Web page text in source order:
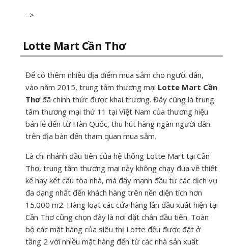
–>
Lotte Mart Cần Thơ
Để có thêm nhiều địa điểm mua sắm cho người dân,
vào năm 2015, trung tâm thương mại Lotte Mart Cần
Thơđã chính thức được khai trương. Đây cũng là trung
tâm thương mại thứ 11 tại Việt Nam của thương hiệu
bán lẻ đến từ Hàn Quốc, thu hút hàng ngàn người dân
trên địa bàn đến tham quan mua sắm.
Là chi nhánh đầu tiên của hệ thống Lotte Mart tại Cần
Thơ, trung tâm thương mại này không chạy đua về thiết
kế hay kết cấu tòa nhà, mà đẩy mạnh đầu tư các dịch vụ
đa dạng nhất đến khách hàng trên nền diện tích hơn
15.000 m2. Hàng loạt các cửa hàng lần đầu xuất hiện tại
Cần Thơ cũng chọn đây là nơi đặt chân đầu tiên. Toàn
bộ các mặt hàng của siêu thị Lotte đều được đặt ở
tầng 2 với nhiều mặt hàng đến từ các nhà sản xuất